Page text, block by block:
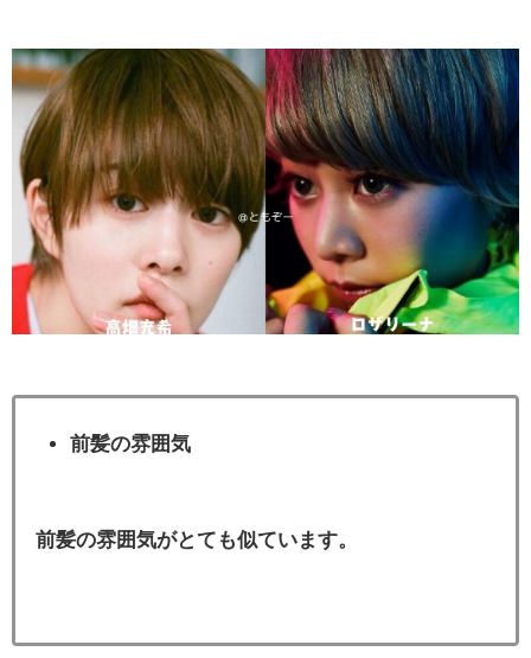
前髪の雰囲気
前髪の雰囲気がとても似ています。